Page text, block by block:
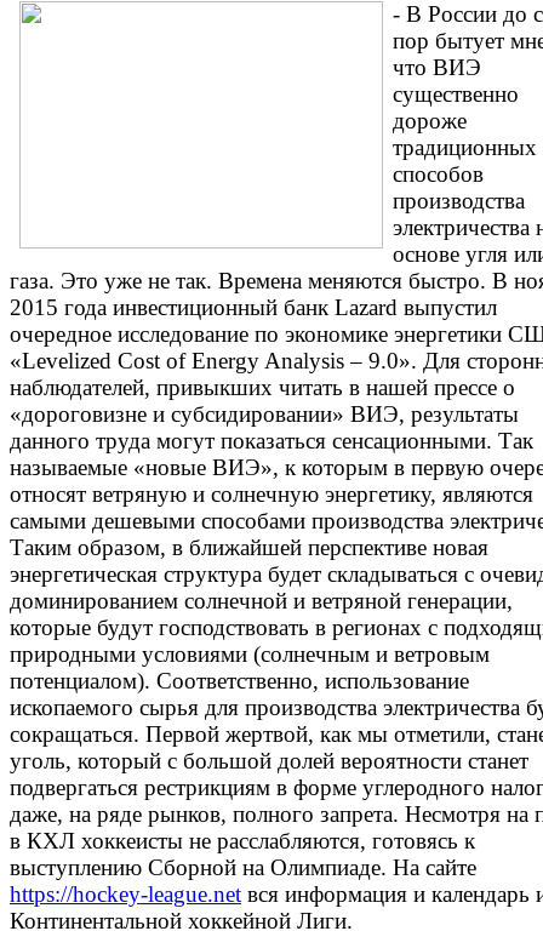
- В России до
пор бытует
что ВИЭ
существенно
дороже
традиционных
способов
производства
электричества
основе угля
газа. Это уже не так. Времена меняются быстро. В
2015 года инвестиционный банк Lazard выпустил
очередное исследование по экономике энергетики
«Levelized Cost of Energy Analysis – 9.0». Для
наблюдателей, привыкших читать в нашей прессе о
«дороговизне и субсидировании» ВИЭ, результаты
данного труда могут показаться сенсационными. Так
называемые «новые ВИЭ», к которым в первую
относят ветряную и солнечную энергетику, являются
самыми дешевыми способами производства
Таким образом, в ближайшей перспективе новая
энергетическая структура будет складываться с
доминированием солнечной и ветряной генерации,
которые будут господствовать в регионах с
природными условиями (солнечным и ветровым
потенциалом). Соответственно, использование
ископаемого сырья для производства электричества
сокращаться. Первой жертвой, как мы отметили,
уголь, который с большой долей вероятности станет
подвергаться рестрикциям в форме углеродного
даже, на ряде рынков, полного запрета. Несмотря на
в КХЛ хоккеисты не расслабляются, готовясь к
выступлению Сборной на Олимпиаде. На сайте
https://hockey-league.net вся информация и календарь
Континентальной хоккейной Лиги.